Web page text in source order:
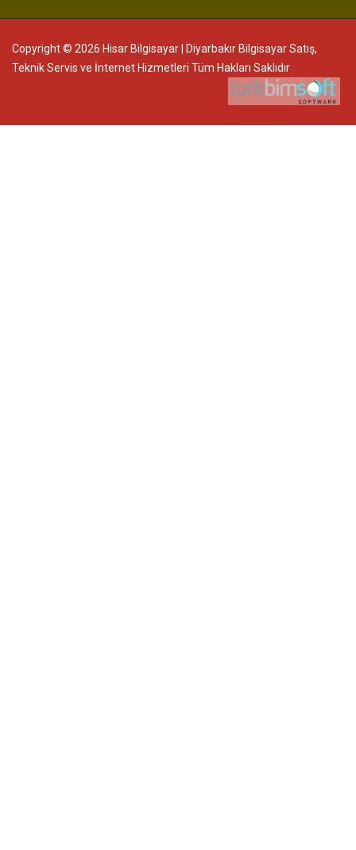
Copyright © 2026 Hisar Bilgisayar | Diyarbakır Bilgisayar Satış,
Teknik Servis ve İnternet Hizmetleri Tüm Hakları Saklıdır